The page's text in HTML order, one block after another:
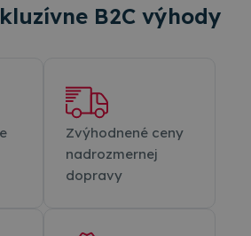
B2C výhody
Zvýhodnené ceny
nadrozmernej
dopravy